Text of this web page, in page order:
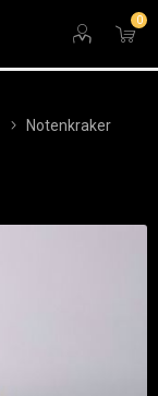
0
Notenkraker